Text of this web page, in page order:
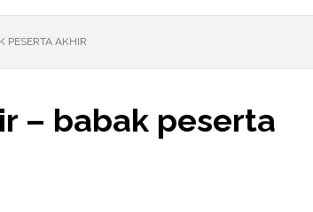
PESERTA AKHIR
– babak peserta